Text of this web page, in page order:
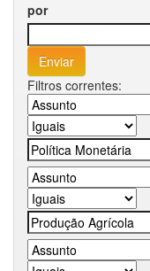
por
Filtros correntes: